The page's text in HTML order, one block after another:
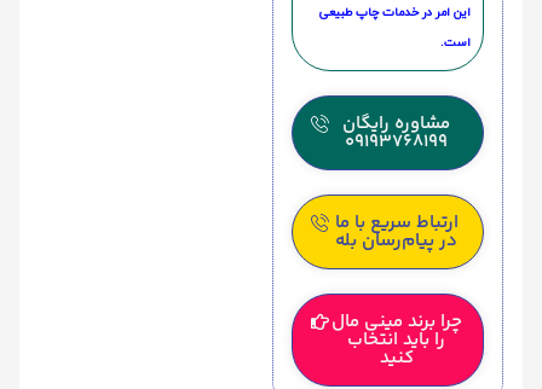
این امر در خدمات چاپ طبیعی
است.
مشاوره رایگان
09193768199
ارتباط سریع با ما
در پیام‌رسان بله
چرا برند مینی مال
را باید انتخاب
کنید